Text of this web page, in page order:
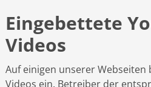
Eingebettete
Videos
Auf einigen unserer
Videos ein. Betreiber der